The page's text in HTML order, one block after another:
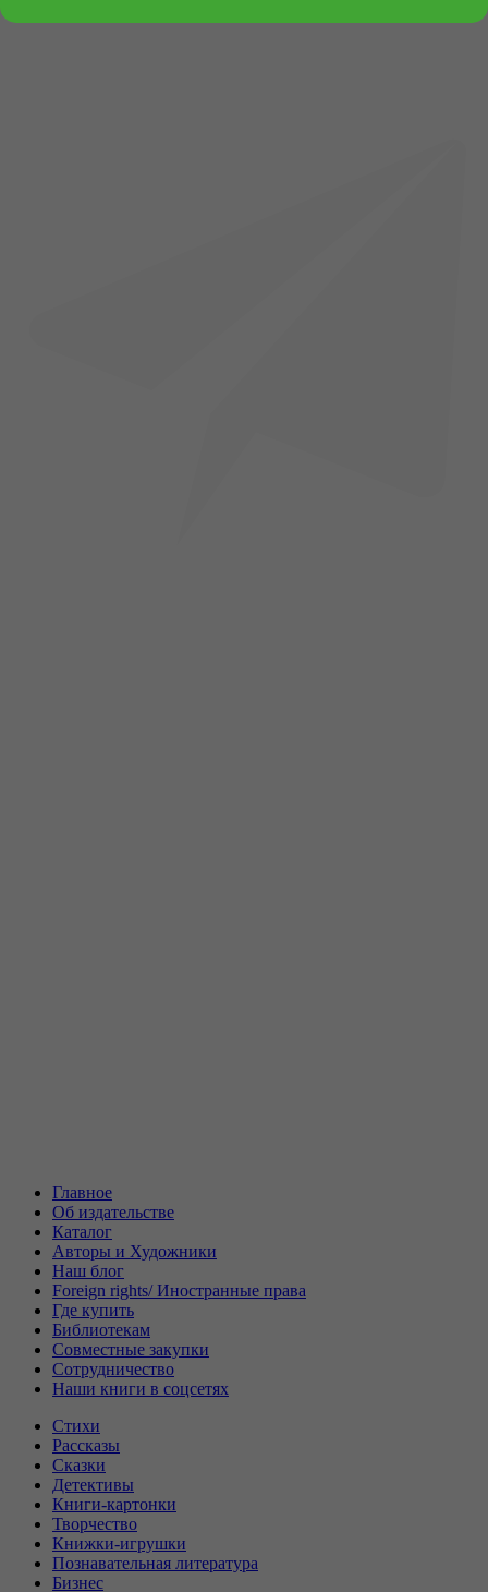
Главное
Об издательстве
Каталог
Авторы и Художники
Наш блог
Foreign rights/ Иностранные права
Где купить
Библиотекам
Совместные закупки
Сотрудничество
Наши книги в соцсетях
Стихи
Рассказы
Сказки
Детективы
Книги-картонки
Творчество
Книжки-игрушки
Познавательная литература
Бизнес